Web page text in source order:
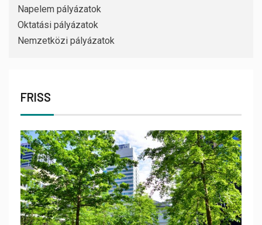
Napelem pályázatok
Oktatási pályázatok
Nemzetközi pályázatok
FRISS